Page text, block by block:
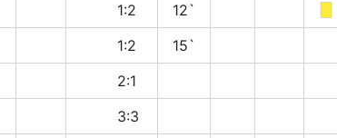
1:2 12`
1:2 15`
2:1
3:3